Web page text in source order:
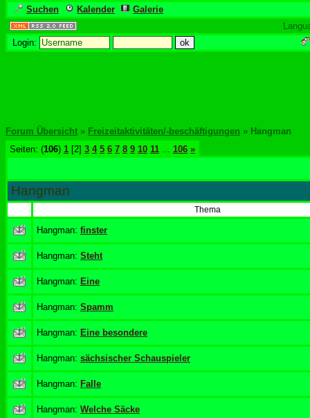
Suchen Kalender
Galerie
Login:
Forum Übersicht » Freizeitaktivitäten/-beschäftigungen » Hangman
Seiten: (106) 1 [2] 3 4 5 6 7 8 9 10 11 ... 106 »
Hangman
Thema
Hangman: finster
Hangman: Steht
Hangman: Eine
Hangman: Spamm
Hangman: Eine besondere
Hangman: sächsischer Schauspieler
Hangman: Falle
Hangman: Welche Säcke